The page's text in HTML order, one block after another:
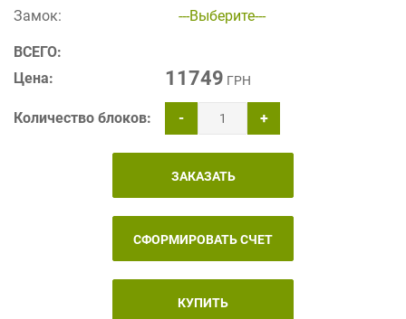
Замок: ---Выберите---
ВСЕГО:
Цена:
11749 ГРН
Количество блоков: - +
ЗАКАЗАТЬ
СФОРМИРОВАТЬ СЧЕТ
КУПИТЬ